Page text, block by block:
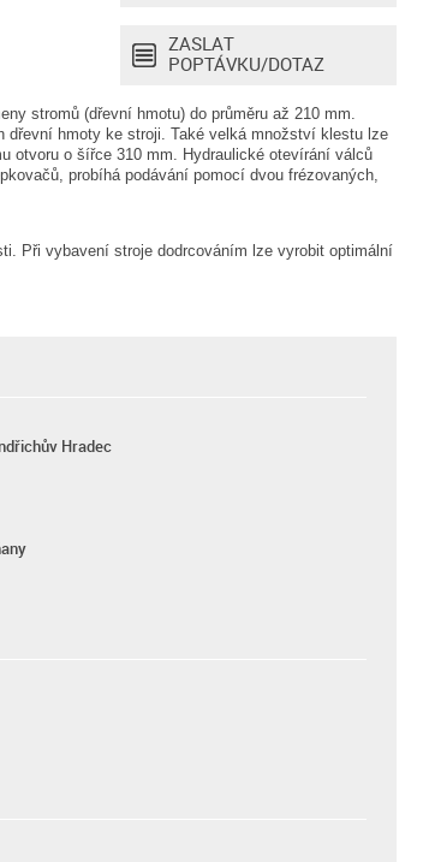
ZASLAT
POPTÁVKU/DOTAZ
stromů (dřevní hmotu) do průměru až 210 mm.
dřevní hmoty ke stroji. Také velká množství klestu lze
otvoru o šířce 310 mm. Hydraulické otevírání válců
probíhá podávání pomocí dvou frézovaných,
Při vybavení stroje dodrcováním lze vyrobit optimální
Hradec